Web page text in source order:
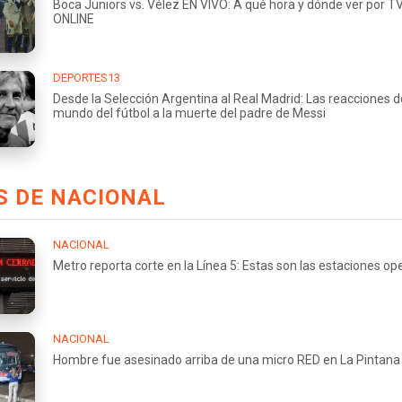
Boca Juniors vs. Vélez EN VIVO: A qué hora y dónde ver por
ONLINE
DEPORTES13
Desde la Selección Argentina al Real Madrid: Las reacciones
mundo del fútbol a la muerte del padre de Messi
DE NACIONAL
NACIONAL
Metro reporta corte en la Línea 5: Estas son las estaciones
NACIONAL
Hombre fue asesinado arriba de una micro RED en La Pintana